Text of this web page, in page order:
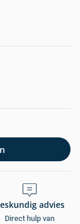
advies
Direct hulp van